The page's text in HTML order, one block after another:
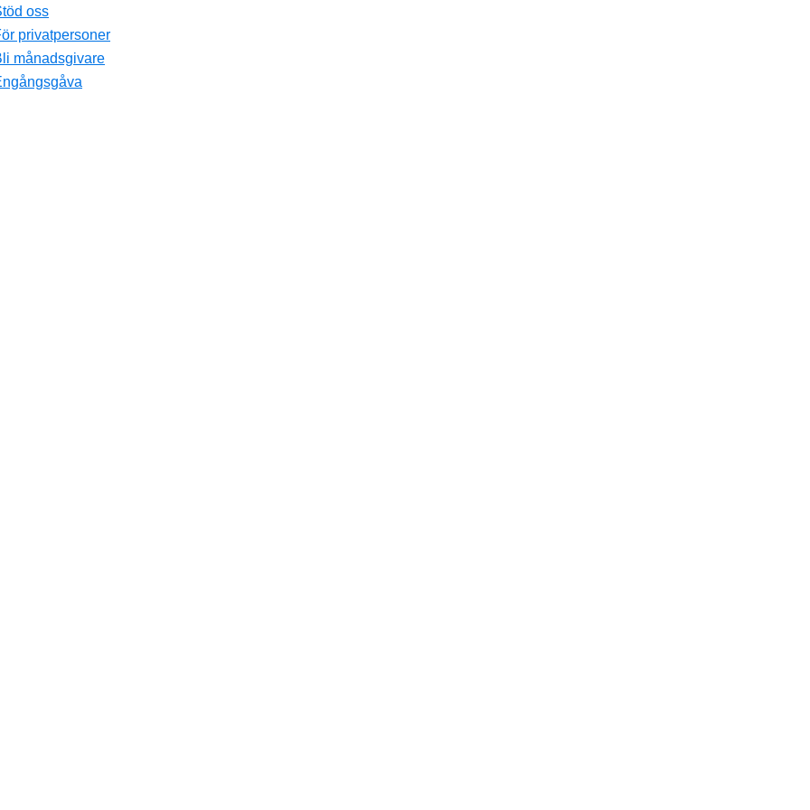
oss
privatpersoner
månadsgivare
till oss via sin mamma. Vi gläds så med er!
tycker Jontefonden är bäst (han har trånat efter det spelet hela året)